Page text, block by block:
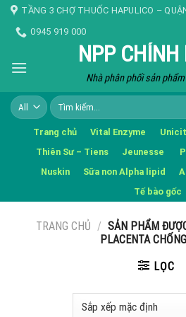
Skip TẦNG 3 CHỢ THUỐC HAPULICO –
0945 919 000
NPP CHÍNH
Nhà phân phối sản
Tìm
kiếm:
Trang chủ Vital Enzyme
Thiên Sư – Tiens
Jeunesse
Nuskin
Sữa non Alpha lipid
Tế bào gốc
TRANG CHỦ / SẢN PHẨM
PLACENTA
LỌC